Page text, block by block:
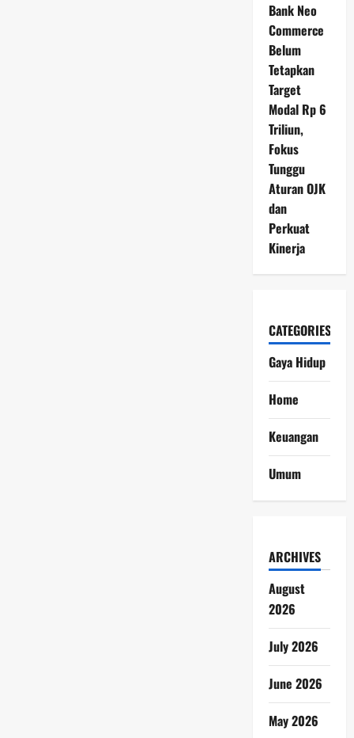
Bank Neo
Commerce
Belum
Tetapkan
Target
Modal Rp 6
Triliun,
Fokus
Tunggu
Aturan OJK
dan
Perkuat
Kinerja
CATEGORIES
Gaya Hidup
Home
Keuangan
Umum
ARCHIVES
August
2026
July 2026
June 2026
May 2026